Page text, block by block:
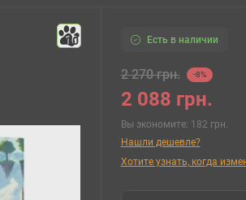
10 Есть в наличии
2 270 грн. -8%
2 088 грн.
Вы экономите: 182 грн.
Нашли дешевле?
Хотите узнать, когда